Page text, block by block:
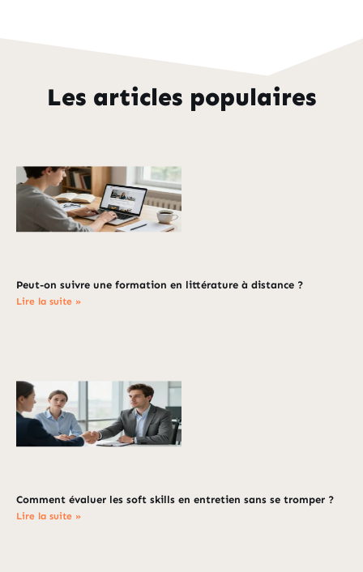
Les articles populaires
Peut-on suivre une formation en littérature à distance ?
Lire la suite »
Comment évaluer les soft skills en entretien sans se tromper ?
Lire la suite »